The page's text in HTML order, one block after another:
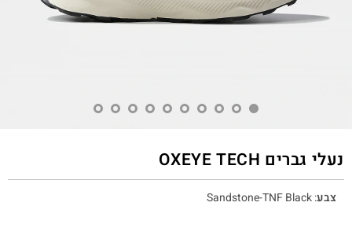
נעלי גברים OXEYE TECH
צבע:
Sandstone-TNF Black